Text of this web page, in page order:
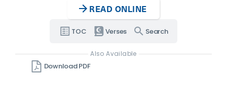
READ ONLINE
TOC Verses Search
Also Available
Download PDF